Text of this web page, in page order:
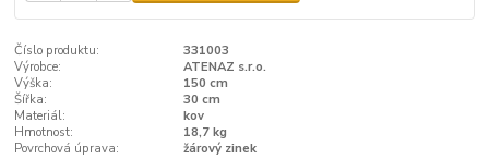
Číslo produktu:
331003
Výrobce:
ATENAZ s.r.o.
Výška:
150 cm
Šířka:
30 cm
Materiál:
kov
Hmotnost:
18,7 kg
Povrchová úprava:
žárový zinek